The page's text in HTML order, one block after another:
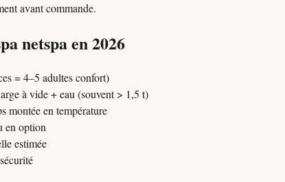
avant commande.
netspa en 2026
= 4–5 adultes confort)
à vide + eau (souvent > 1,5 t)
montée en température
en option
estimée